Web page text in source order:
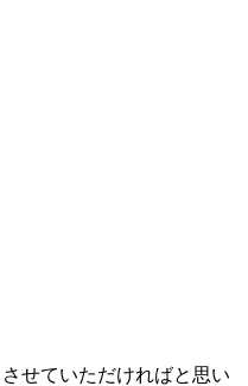
させていただければと思い